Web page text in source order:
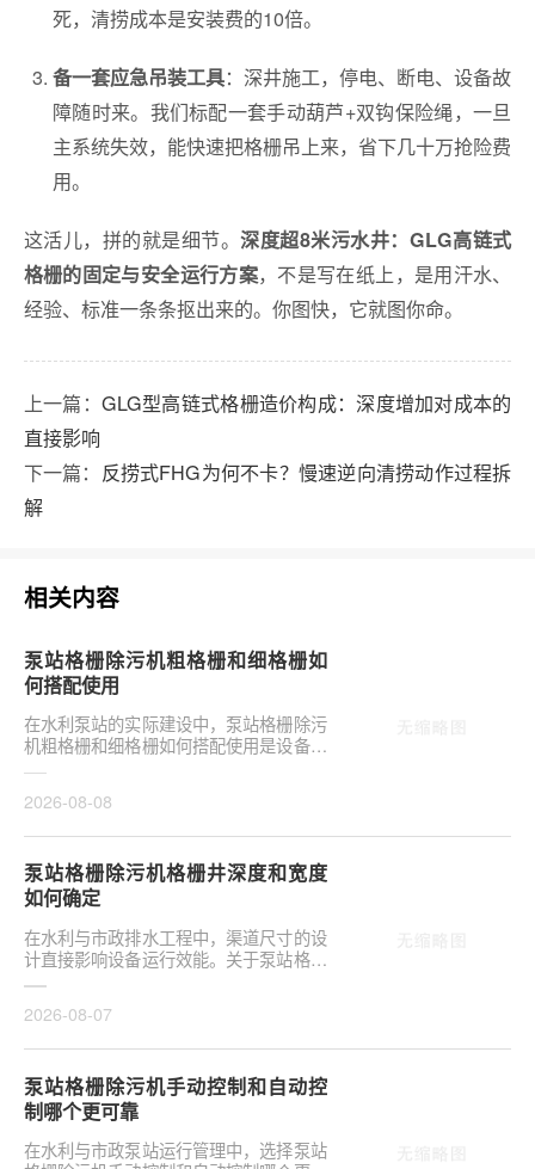
死，清捞成本是安装费的10倍。
备一套应急吊装工具：深井施工，停电、断电、设备故
障随时来。我们标配一套手动葫芦+双钩保险绳，一旦
主系统失效，能快速把格栅吊上来，省下几十万抢险费
用。
这活儿，拼的就是细节。深度超8米污水井：GLG高链式
格栅的固定与安全运行方案，不是写在纸上，是用汗水、
经验、标准一条条抠出来的。你图快，它就图你命。
上一篇： GLG型高链式格栅造价构成：深度增加对成本的
直接影响
下一篇： 反捞式FHG为何不卡？慢速逆向清捞动作过程拆
解
相关内容
泵站格栅除污机粗格栅和细格栅如
何搭配使用
在水利泵站的实际建设中，泵站格栅除污
机粗格栅和细格栅如何搭配使用是设备选
型的关键环节。合理配置直接影响后续水
2026-08-08
泵站格栅除污机格栅井深度和宽度
如何确定
在水利与市政排水工程中，渠道尺寸的设
计直接影响设备运行效能。关于泵站格栅
除污机格栅井深度和宽度如何确定，是前
2026-08-07
泵站格栅除污机手动控制和自动控
制哪个更可靠
在水利与市政泵站运行管理中，选择泵站